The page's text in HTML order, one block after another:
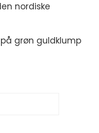
nordiske
grøn guldklump